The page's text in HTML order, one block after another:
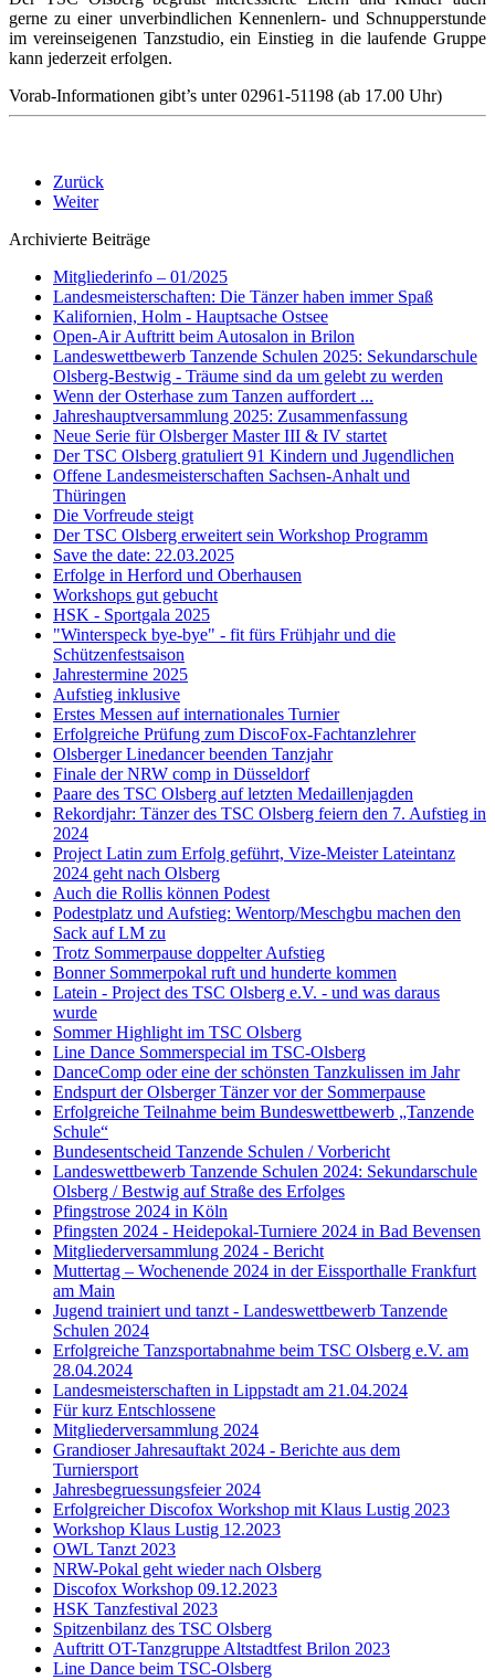
gerne zu einer unverbindlichen Kennenlern- und Schnupperstunde
im vereinseigenen Tanzstudio, ein Einstieg in die laufende Gruppe
kann jederzeit erfolgen.
Vorab-Informationen gibt’s unter 02961-51198 (ab 17.00 Uhr)
Zurück
Weiter
Archivierte Beiträge
Mitgliederinfo – 01/2025
Landesmeisterschaften: Die Tänzer haben immer Spaß
Kalifornien, Holm - Hauptsache Ostsee
Open-Air Auftritt beim Autosalon in Brilon
Landeswettbewerb Tanzende Schulen 2025: Sekundarschule
Olsberg-Bestwig - Träume sind da um gelebt zu werden
Wenn der Osterhase zum Tanzen auffordert ...
Jahreshauptversammlung 2025: Zusammenfassung
Neue Serie für Olsberger Master III & IV startet
Der TSC Olsberg gratuliert 91 Kindern und Jugendlichen
Offene Landesmeisterschaften Sachsen-Anhalt und
Thüringen
Die Vorfreude steigt
Der TSC Olsberg erweitert sein Workshop Programm
Save the date: 22.03.2025
Erfolge in Herford und Oberhausen
Workshops gut gebucht
HSK - Sportgala 2025
"Winterspeck bye-bye" - fit fürs Frühjahr und die
Schützenfestsaison
Jahrestermine 2025
Aufstieg inklusive
Erstes Messen auf internationales Turnier
Erfolgreiche Prüfung zum DiscoFox-Fachtanzlehrer
Olsberger Linedancer beenden Tanzjahr
Finale der NRW comp in Düsseldorf
Paare des TSC Olsberg auf letzten Medaillenjagden
Rekordjahr: Tänzer des TSC Olsberg feiern den 7. Aufstieg in
2024
Project Latin zum Erfolg geführt, Vize-Meister Lateintanz
2024 geht nach Olsberg
Auch die Rollis können Podest
Podestplatz und Aufstieg: Wentorp/Meschgbu machen den
Sack auf LM zu
Trotz Sommerpause doppelter Aufstieg
Bonner Sommerpokal ruft und hunderte kommen
Latein - Project des TSC Olsberg e.V. - und was daraus
wurde
Sommer Highlight im TSC Olsberg
Line Dance Sommerspecial im TSC-Olsberg
DanceComp oder eine der schönsten Tanzkulissen im Jahr
Endspurt der Olsberger Tänzer vor der Sommerpause
Erfolgreiche Teilnahme beim Bundeswettbewerb „Tanzende
Schule“
Bundesentscheid Tanzende Schulen / Vorbericht
Landeswettbewerb Tanzende Schulen 2024: Sekundarschule
Olsberg / Bestwig auf Straße des Erfolges
Pfingstrose 2024 in Köln
Pfingsten 2024 - Heidepokal-Turniere 2024 in Bad Bevensen
Mitgliederversammlung 2024 - Bericht
Muttertag – Wochenende 2024 in der Eissporthalle Frankfurt
am Main
Jugend trainiert und tanzt - Landeswettbewerb Tanzende
Schulen 2024
Erfolgreiche Tanzsportabnahme beim TSC Olsberg e.V. am
28.04.2024
Landesmeisterschaften in Lippstadt am 21.04.2024
Für kurz Entschlossene
Mitgliederversammlung 2024
Grandioser Jahresauftakt 2024 - Berichte aus dem
Turniersport
Jahresbegruessungsfeier 2024
Erfolgreicher Discofox Workshop mit Klaus Lustig 2023
Workshop Klaus Lustig 12.2023
OWL Tanzt 2023
NRW-Pokal geht wieder nach Olsberg
Discofox Workshop 09.12.2023
HSK Tanzfestival 2023
Spitzenbilanz des TSC Olsberg
Auftritt OT-Tanzgruppe Altstadtfest Brilon 2023
Line Dance beim TSC-Olsberg